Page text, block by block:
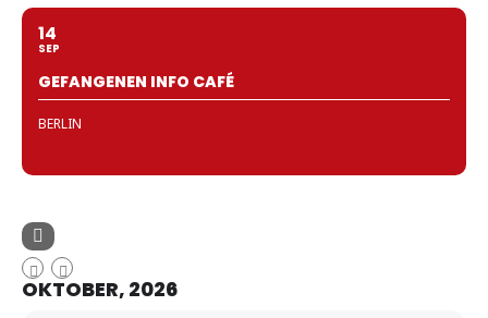
14
SEP
GEFANGENEN INFO CAFÉ
BERLIN
OKTOBER, 2026